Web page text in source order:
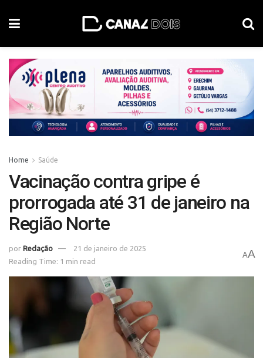
Home Saúde
Vacinação contra gripe é
prorrogada até 31 de janeiro na
Região Norte
por Redação
21 de janeiro de 2025
Reading Time: 1 min read
AA